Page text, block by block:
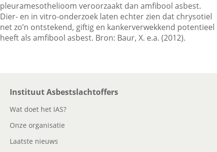
Contactgegevens
pleuramesothelioom veroorzaakt dan amfibool asbest.
Dier- en in vitro-onderzoek laten echter zien dat chrysotiel
net zo’n ontstekend, giftig en kankerverwekkend potentieel
heeft als amfibool asbest. Bron: Baur, X. e.a. (2012).
Instituut Asbestslachtoffers
Wat doet het IAS?
Onze organisatie
Laatste nieuws